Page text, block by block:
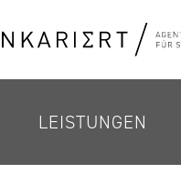
LEISTUNGEN